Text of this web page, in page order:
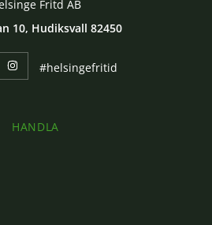
Fritd AB
10, Hudiksvall 82450
#helsingefritid
HANDLA